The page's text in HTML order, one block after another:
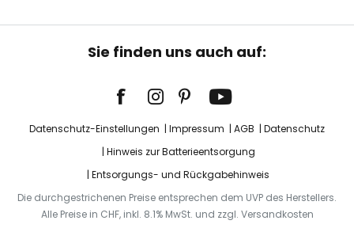
Sie finden uns auch auf:
Datenschutz-Einstellungen Impressum AGB
Datenschutz
Hinweis zur Batterieentsorgung
Entsorgungs- und Rückgabehinweis
Die durchgestrichenen Preise entsprechen dem UVP des Herstellers.
Alle Preise in CHF, inkl. 8.1% MwSt. und zzgl. Versandkosten